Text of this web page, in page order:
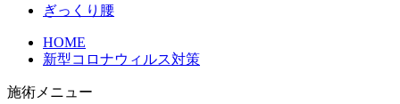
ぎっくり腰
HOME
新型コロナウィルス対策
施術メニュー